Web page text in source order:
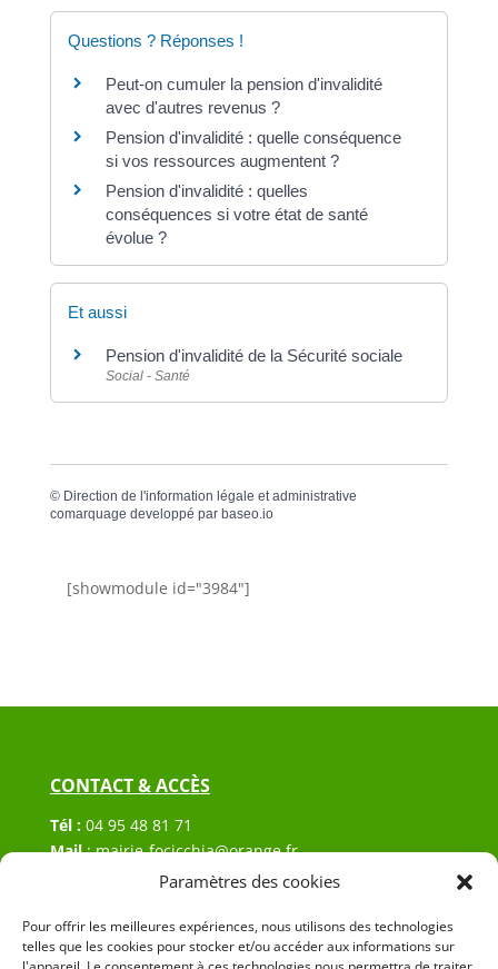
Paramètres des cookies
Pour offrir les meilleures expériences, nous utilisons des technologies
telles que les cookies pour stocker et/ou accéder aux informations sur
Questions ? Réponses !
Peut-on cumuler la pension d'invalidité
avec d'autres revenus ?
Pension d'invalidité : quelle conséquence
si vos ressources augmentent ?
Pension d'invalidité : quelles
conséquences si votre état de santé
évolue ?
Et aussi
Pension d'invalidité de la Sécurité sociale
Social - Santé
© Direction de l'information légale et administrative
comarquage developpé par baseo.io
[showmodule id="3984"]
CONTACT & ACCÈS
Tél : 04 95 48 81 71
Mail:mairie-focicchia@orange.fr
Hôtel de ville de Focicchia
20212 Focicchia